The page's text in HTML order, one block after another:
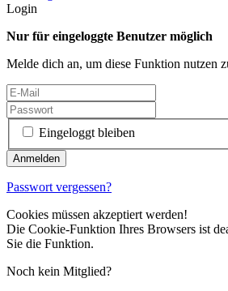
Login
Nur für eingeloggte Benutzer möglich
Melde dich an, um diese Funktion nutzen
Eingeloggt bleiben
Passwort vergessen?
Cookies müssen akzeptiert werden!
Die Cookie-Funktion Ihres Browsers ist
Sie die Funktion.
Noch kein Mitglied?